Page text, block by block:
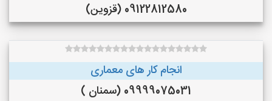
09122812580 (قزوین)
انجام کار های معماری
09999075031 (سمنان )